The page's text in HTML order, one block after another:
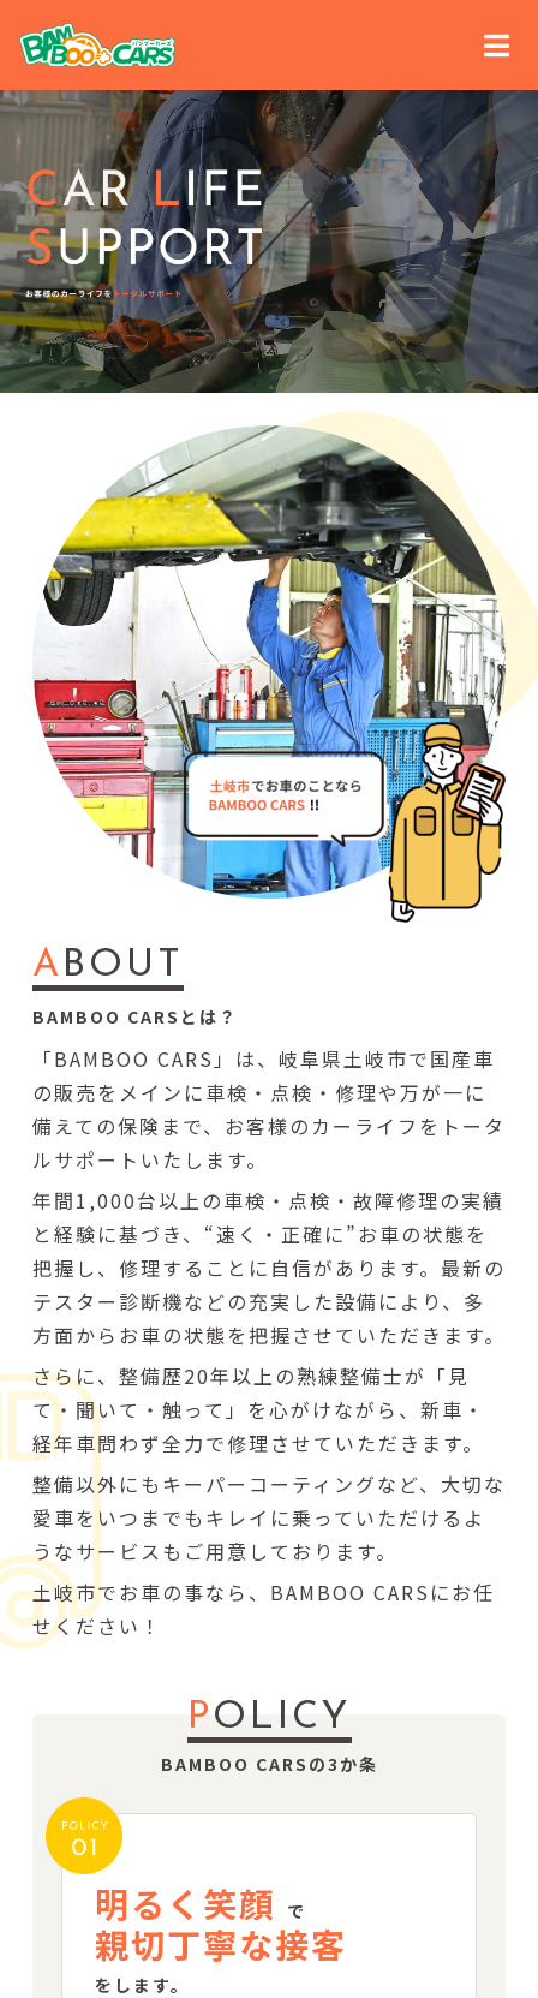
ABOUT
BAMBOO CARSとは？
「BAMBOO CARS」は、岐阜県土岐市で国産車
の販売をメインに車検・点検・修理や万が一に
備えての保険まで、お客様のカーライフをトータ
ルサポートいたします。
年間1,000台以上の車検・点検・故障修理の実績
と経験に基づき、“速く・正確に”お車の状態を
把握し、修理することに自信があります。最新の
テスター診断機などの充実した設備により、多
方面からお車の状態を把握させていただきます。
さらに、整備歴20年以上の熟練整備士が「見
て・聞いて・触って」を心がけながら、新車・
経年車問わず全力で修理させていただきます。
整備以外にもキーパーコーティングなど、大切な
愛車をいつまでもキレイに乗っていただけるよ
うなサービスもご用意しております。
土岐市でお車の事なら、BAMBOO CARSにお任
せください！
POLICY
BAMBOO CARSの3か条
明るく笑顔 で
親切丁寧な接客
をします。